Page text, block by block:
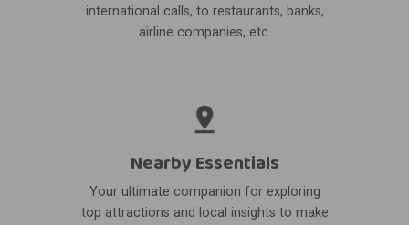
international calls, to restaurants, banks,
airline companies, etc.
Nearby Essentials
Your ultimate companion for exploring
top attractions and local insights to make